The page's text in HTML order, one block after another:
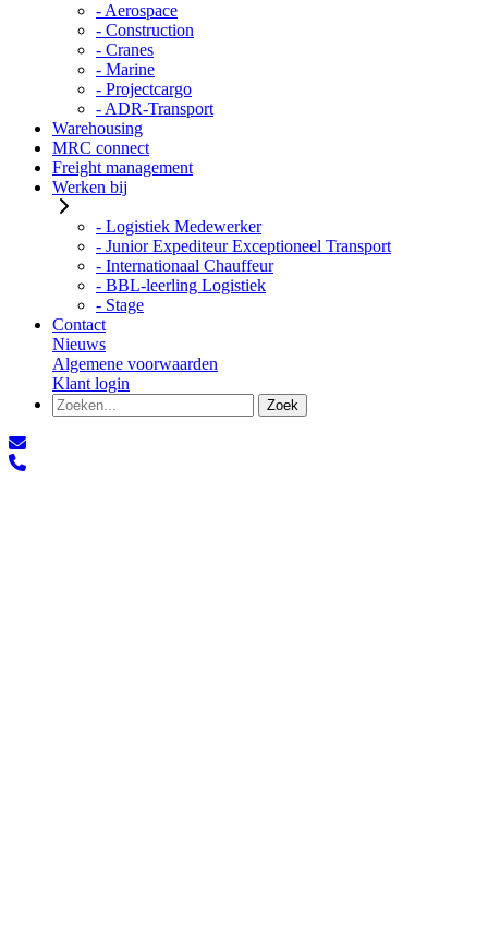
- Aerospace
- Construction
- Cranes
- Marine
- Projectcargo
- ADR-Transport
Warehousing
MRC connect
Freight management
Werken bij
- Logistiek Medewerker
- Junior Expediteur Exceptioneel Transport
- Internationaal Chauffeur
- BBL-leerling Logistiek
- Stage
Contact
Nieuws
Algemene voorwaarden
Klant login